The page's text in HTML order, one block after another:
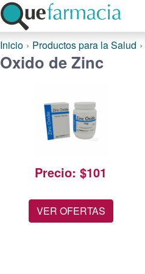
Inicio Productos para la Salud
Oxido de Zinc
Precio: $101
VER OFERTAS